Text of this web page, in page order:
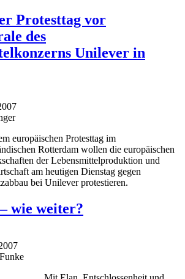
Protesttag vor
des
Unilever in
europäischen Protesttag im
Rotterdam wollen die europäischen
der Lebensmittelproduktion und
am heutigen Dienstag gegen
bei Unilever protestieren.
wie weiter?